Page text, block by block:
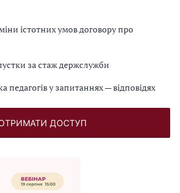
істотних умов договору про
за стаж держслужби
педагогів у запитаннях — відповідях
ДОСТУП